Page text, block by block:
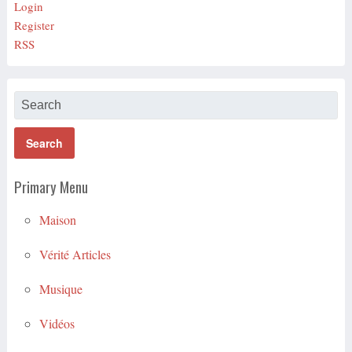
Login
Register
RSS
Primary Menu
Maison
Vérité Articles
Musique
Vidéos